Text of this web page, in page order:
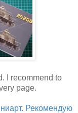
I recommend to
page.
Рекомендую